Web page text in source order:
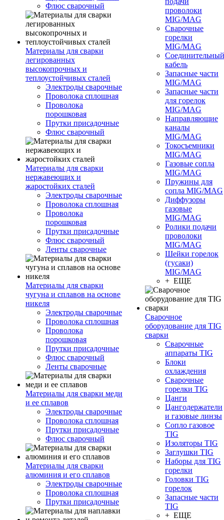
Флюс сварочный
Материалы для сварки
легированных
высокопрочных и
теплоустойчивых сталей
Электроды сварочные
Проволока сплошная
Проволока
порошковая
Прутки присадочные
Флюс сварочный
Материалы для сварки
нержавеющих и
жаростойких сталей
Электроды сварочные
Проволока сплошная
Проволока
порошковая
Прутки присадочные
Флюс сварочный
Ленты сварочные
Материалы для сварки
чугуна и сплавов на основе
никеля
Электроды сварочные
Проволока сплошная
Проволока
порошковая
Прутки присадочные
Флюс сварочный
Ленты сварочные
Материалы для сварки меди
и ее сплавов
Электроды сварочные
Проволока сплошная
Прутки присадочные
Флюс сварочный
Материалы для сварки
алюминия и его сплавов
Электроды сварочные
Проволока сплошная
Прутки присадочные
проволоки
MIG/MAG
Сварочные
горелки
MIG/MAG
Соединительный
кабель
Запасные части
MIG/MAG
Запасные части
для горелок
MIG/MAG
Направляющие
каналы
MIG/MAG
Токосъемники
MIG/MAG
Газовые сопла
MIG/MAG
Пружины для
сопла MIG/MAG
Диффузоры
газовые
MIG/MAG
Ролики подачи
проволоки
MIG/MAG
Шейки горелок
(гусаки)
MIG/MAG
+ ЕЩЕ
Сварочное
оборудование для TIG
сварки
Сварочные
аппараты TIG
Блоки
охлаждения
Сварочные
горелки TIG
Цанги
Цангодержатели
и газовые линзы
Сопло газовое
TIG
Изоляторы TIG
Заглушки TIG
Наборы для TIG
горелки
Головки TIG
горелок
Запасные части
TIG
+ ЕЩЕ